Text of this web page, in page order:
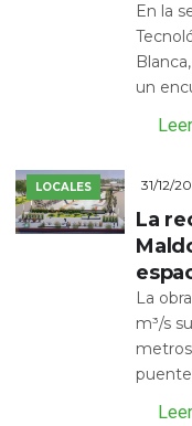
En la
un
LOCALES 31/12/
La
La
m³/s